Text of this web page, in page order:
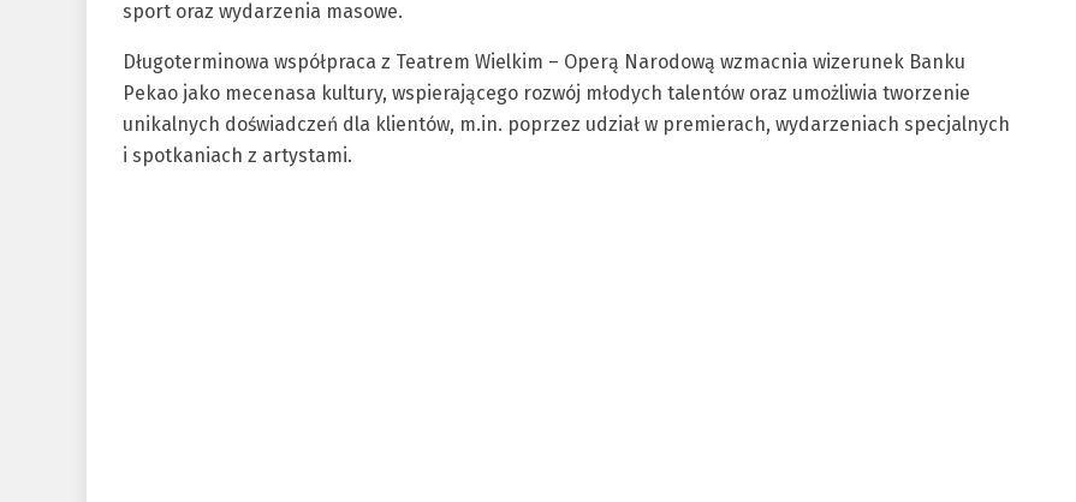
sport oraz wydarzenia masowe.
Długoterminowa współpraca z Teatrem Wielkim – Operą Narodową wzmacnia wizerunek Banku
Pekao jako mecenasa kultury, wspierającego rozwój młodych talentów oraz umożliwia tworzenie
unikalnych doświadczeń dla klientów, m.in. poprzez udział w premierach, wydarzeniach specjalnych
i spotkaniach z artystami.